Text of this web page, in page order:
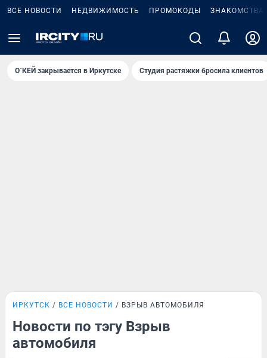
ВСЕ НОВОСТИ НЕДВИЖИМОСТЬ ПРОМОКОДЫ ЗНАКОМСТВА
О`КЕЙ закрывается в Иркутске Студия растяжки бросила клиентов
ИРКУТСК ВСЕ НОВОСТИ ВЗРЫВ АВТОМОБИЛЯ
Новости по тэгу Взрыв
автомобиля